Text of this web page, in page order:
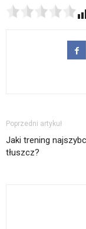
Poprzedni artykuł
Jaki trening
tłuszcz?